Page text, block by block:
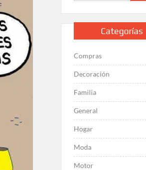
Categorías
Compras
Decoración
Familia
General
Hogar
Moda
Motor